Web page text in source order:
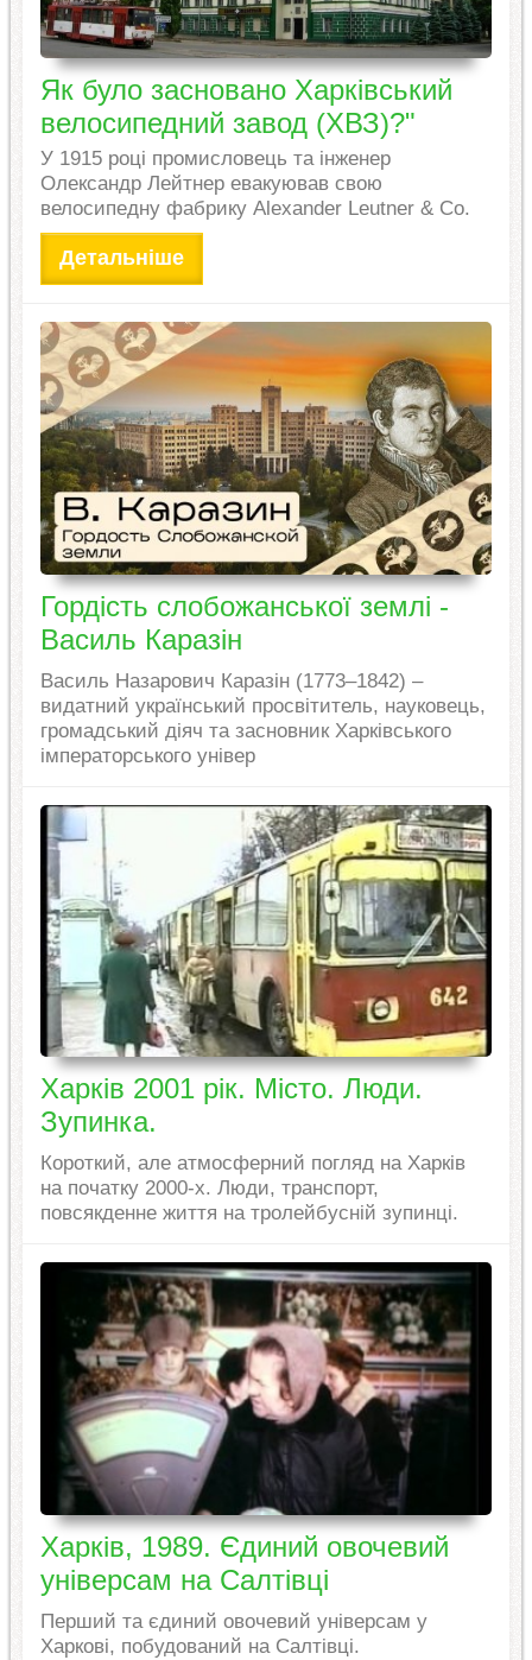
Як було засновано Харківський
велосипедний завод (ХВЗ)?"
У 1915 році промисловець та інженер
Олександр Лейтнер евакуював свою
велосипедну фабрику Alexander Leutner & Co.
Детальніше
Гордість слобожанської землі -
Василь Каразін
Василь Назарович Каразін (1773–1842) –
видатний український просвітитель, науковець,
громадський діяч та засновник Харківського
імператорського універ
Харків 2001 рік. Місто. Люди.
Зупинка.
Короткий, але атмосферний погляд на Харків
на початку 2000-х. Люди, транспорт,
повсякденне життя на тролейбусній зупинці.
Харків, 1989. Єдиний овочевий
універсам на Салтівці
Перший та єдиний овочевий універсам у
Харкові, побудований на Салтівці.